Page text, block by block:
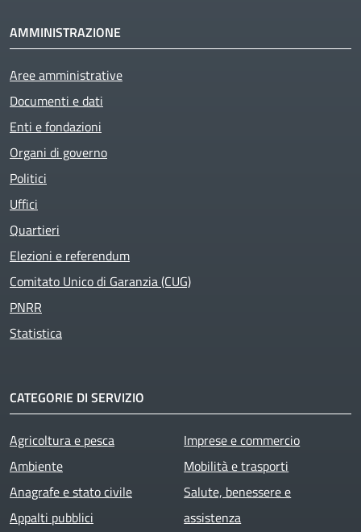
AMMINISTRAZIONE
Aree amministrative
Documenti e dati
Enti e fondazioni
Organi di governo
Politici
Uffici
Quartieri
Elezioni e referendum
Comitato Unico di Garanzia (CUG)
PNRR
Statistica
CATEGORIE DI SERVIZIO
Agricoltura e pesca
Ambiente
Anagrafe e stato civile
Appalti pubblici
Imprese e commercio
Mobilità e trasporti
Salute, benessere e
assistenza